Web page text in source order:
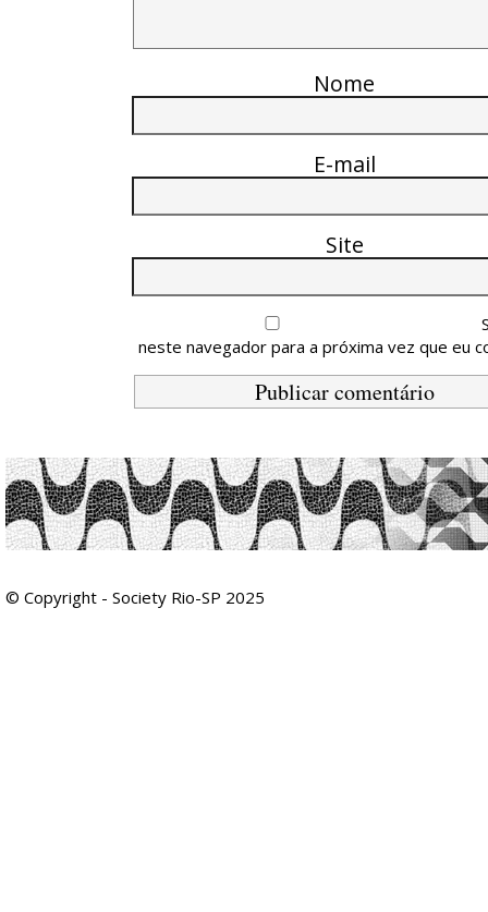
Nome
E-mail
Site
neste navegador para a próxima vez que eu
© Copyright - Society Rio-SP 2025